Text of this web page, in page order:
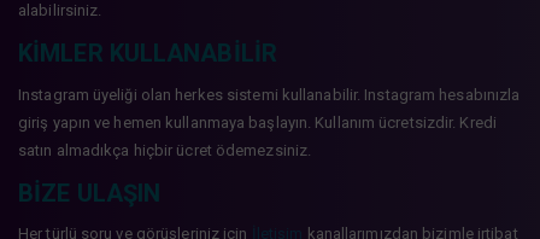
alabilirsiniz.
KIMLER KULLANABILIR
Instagram üyeliği olan herkes sistemi kullanabilir. Instagram hesabınızla
giriş yapın ve hemen kullanmaya başlayın. Kullanım ücretsizdir. Kredi
satın almadıkça hiçbir ücret ödemezsiniz.
BIZE ULAŞIN
Her türlü soru ve görüşleriniz için kanallarımızdan bizimle irtibat